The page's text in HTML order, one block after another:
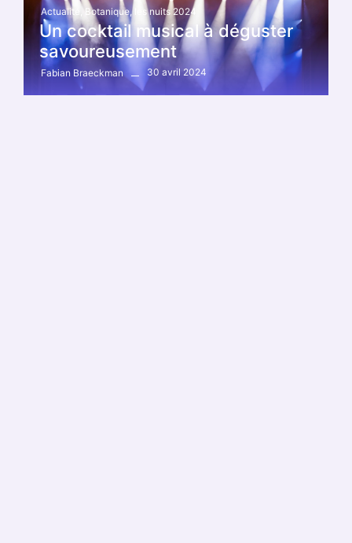
Actualité Botanique, les nuits 2024
Un cocktail musical à déguster
savoureusement
Fabian Braeckman 30 avril 2024